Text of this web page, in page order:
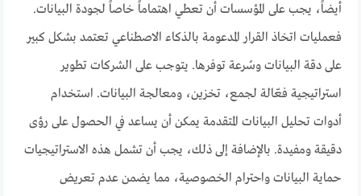
أيضاً، يجب على المؤسسات أن تعطي اهتماماً خاصاً لجودة البيانات.
فعمليات اتخاذ القرار المدعومة بالذكاء الاصطناعي تعتمد بشكل كبير
على دقة البيانات وسُرعة توفرها. يتوجب على الشركات تطوير
استراتيجية فعّالة لجمع، تخزين، ومعالجة البيانات. استخدام
أدوات تحليل البيانات المتقدمة يمكن أن يساعد في الحصول على رؤى
دقيقة ومفيدة. بالإضافة إلى ذلك، يجب أن تشمل هذه الاستراتيجيات
حماية البيانات واحترام الخصوصية، مما يضمن عدم تعريض